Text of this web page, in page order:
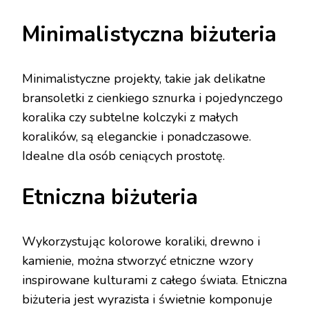
Minimalistyczna biżuteria
Minimalistyczne projekty, takie jak delikatne
bransoletki z cienkiego sznurka i pojedynczego
koralika czy subtelne kolczyki z małych
koralików, są eleganckie i ponadczasowe.
Idealne dla osób ceniących prostotę.
Etniczna biżuteria
Wykorzystując kolorowe koraliki, drewno i
kamienie, można stworzyć etniczne wzory
inspirowane kulturami z całego świata. Etniczna
biżuteria jest wyrazista i świetnie komponuje